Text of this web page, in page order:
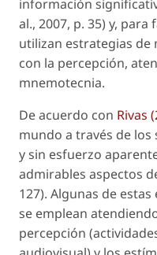
información
al., 2007, p. 35) y,
utilizan estrategias de
con la percepción,
mnemotecnia.
De acuerdo con Rivas
mundo a través de
y sin esfuerzo
admirables aspectos
127). Algunas de
se emplean
percepción